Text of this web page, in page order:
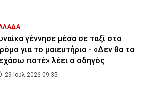
γέννησε μέσα σε ταξί στο
για το μαιευτήριο - «Δεν θα το
ποτέ» λέει ο οδηγός
29 Ιουλ 2026 09:35